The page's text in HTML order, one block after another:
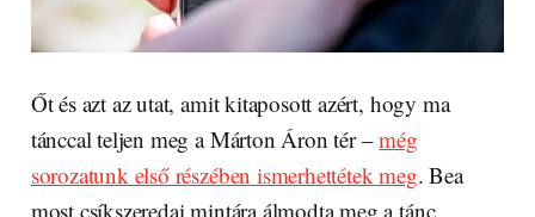
Őt és azt az utat, amit kitaposott azért, hogy ma
tánccal teljen meg a Márton Áron tér –még
sorozatunk első részében ismerhettétek meg. Bea
most csíkszeredai mintára álmodta meg a tánc